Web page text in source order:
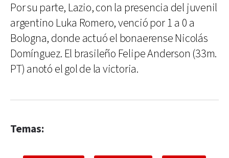
Por su parte, Lazio, con la presencia del juvenil
argentino Luka Romero, venció por 1 a 0 a
Bologna, donde actuó el bonaerense Nicolás
Domínguez. El brasileño Felipe Anderson (33m.
PT) anotó el gol de la victoria.
Temas: